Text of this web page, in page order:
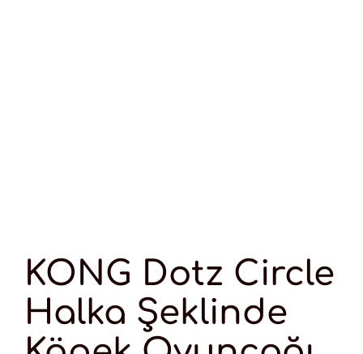
KONG Dotz Circle
Halka Şeklinde